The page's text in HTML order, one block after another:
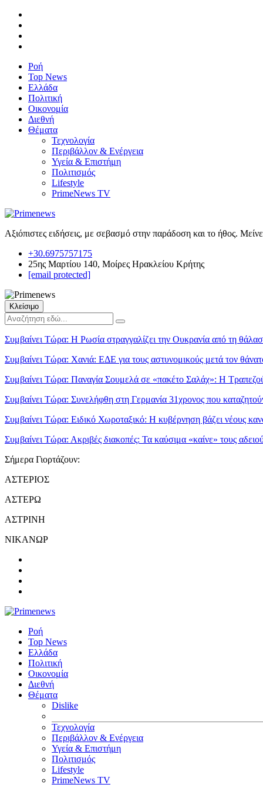
Ροή
Top News
Ελλάδα
Πολιτική
Οικονομία
Διεθνή
Θέματα
Τεχνολογία
Περιβάλλον & Ενέργεια
Υγεία & Επιστήμη
Πολιτισμός
Lifestyle
PrimeNews TV
Αξιόπιστες ειδήσεις, με σεβασμό στην παράδοση και το ήθος.
+30.6975757175
25ης Μαρτίου 140, Μοίρες Ηρακλείου Κρήτης
[email protected]
Κλείσιμο
Συμβαίνει Τώρα: Η Ρωσία στραγγαλίζει την Ουκρανία από τη
Συμβαίνει Τώρα: Χανιά: ΕΔΕ για τους αστυνομικούς μετά τον
Συμβαίνει Τώρα: Παναγία Σουμελά σε «πακέτο Σαλάχ»: Η
Συμβαίνει Τώρα: Συνελήφθη στη Γερμανία 31χρονος που
Συμβαίνει Τώρα: Ειδικό Χωροταξικό: Η κυβέρνηση βάζει νέους
Συμβαίνει Τώρα: Ακριβές διακοπές: Τα καύσιμα «καίνε» τους
Σήμερα Γιορτάζουν:
ΑΣΤΕΡΙΟΣ
ΑΣΤΕΡΩ
ΑΣΤΡΙΝΗ
ΝΙΚΑΝΩΡ
Ροή
Top News
Ελλάδα
Πολιτική
Οικονομία
Διεθνή
Θέματα
Dislike
Τεχνολογία
Περιβάλλον & Ενέργεια
Υγεία & Επιστήμη
Πολιτισμός
Lifestyle
PrimeNews TV